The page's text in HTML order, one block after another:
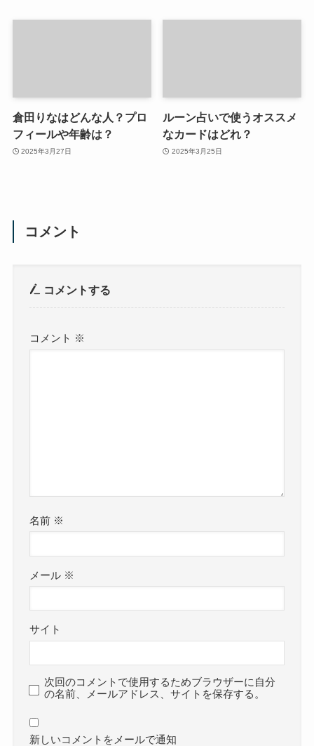
倉田りなはどんな人？プロ
フィールや年齢は？
2025年3月27日
ルーン占いで使うオススメ
なカードはどれ？
2025年3月25日
コメント
コメントする
コメント ※
名前 ※
メール ※
サイト
次回のコメントで使用するためブラウザーに自分
の名前、メールアドレス、サイトを保存する。
新しいコメントをメールで通知